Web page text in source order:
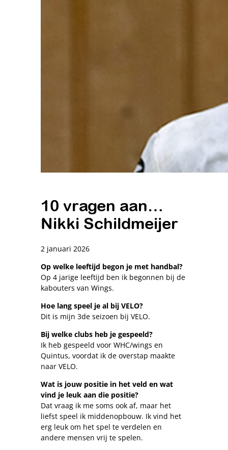
10 vragen aan…
Nikki Schildmeijer
2 januari 2026
Op welke leeftijd begon je met handbal?
Op 4 jarige leeftijd ben ik begonnen bij de
kabouters van Wings.
Hoe lang speel je al bij VELO?
Dit is mijn 3de seizoen bij VELO.
Bij welke clubs heb je gespeeld?
Ik heb gespeeld voor WHC/wings en
Quintus, voordat ik de overstap maakte
naar VELO.
Wat is jouw positie in het veld en wat
vind je leuk aan die positie?
Dat vraag ik me soms ook af, maar het
liefst speel ik middenopbouw. Ik vind het
erg leuk om het spel te verdelen en
andere mensen vrij te spelen.